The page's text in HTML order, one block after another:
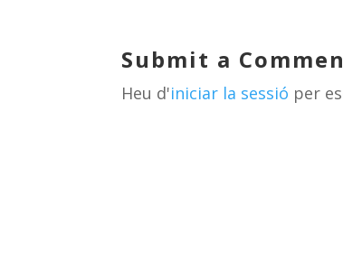
y d
s
a
m
ar
te
ix
Submit a
Heu d'iniciar la sessió per